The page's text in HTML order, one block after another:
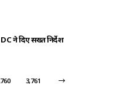
ने दिए सख्त निर्देश
3,761